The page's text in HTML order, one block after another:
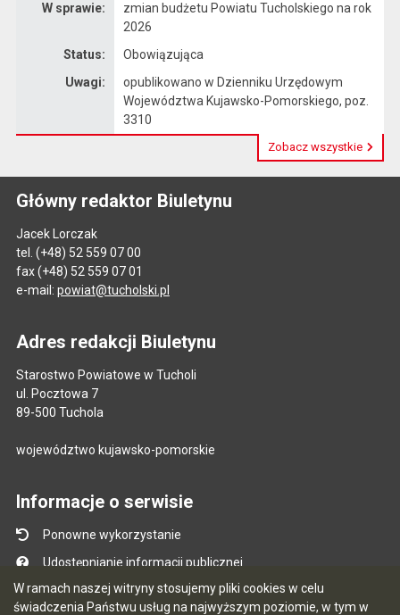
W ramach naszej witryny stosujemy pliki cookies w celu
świadczenia Państwu usług na najwyższym poziomie, w tym w
W sprawie:
zmian budżetu Powiatu Tucholskiego na rok
2026
Status:
Obowiązująca
Uwagi:
opublikowano w Dzienniku Urzędowym
Województwa Kujawsko-Pomorskiego, poz.
3310
Zobacz wszystkie
Główny redaktor Biuletynu
Jacek Lorczak
tel. (+48) 52 559 07 00
fax (+48) 52 559 07 01
e-mail: powiat@tucholski.pl
Adres redakcji Biuletynu
Starostwo Powiatowe w Tucholi
ul. Pocztowa 7
89-500 Tuchola
województwo kujawsko-pomorskie
Informacje o serwisie
Ponowne wykorzystanie
Udostępnianie informacji publicznej
Mapa serwisu